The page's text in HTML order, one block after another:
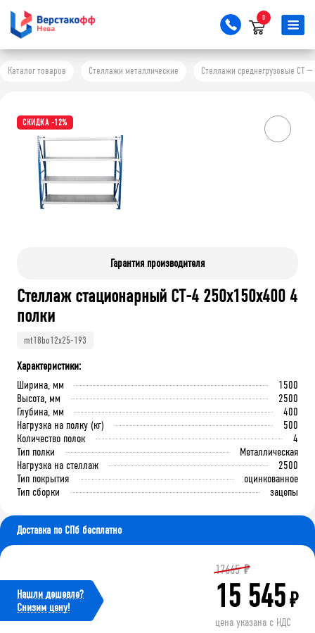
0
Каталог товаров Стеллажи металлические Стеллажи среднегрузовые СТ
СКИДКА -12%
Гарантия производителя
Стеллаж стационарный СТ-4 250x150x400 4
полки
mt18bo12x25-193
Характеристики:
Ширина, мм
1500
Высота, мм
2500
Глубина, мм
400
Нагрузка на полку (кг)
500
Количество полок
4
Тип полки
Металлическая
Нагрузка на стеллаж
2500
Тип покрытия
оцинкованное
Тип сборки
зацепы
Доставка по СПб бесплатно
Нашли дешевле?
Cнизим цену!
17665 ₽
15 545₽
цена указана с НДС